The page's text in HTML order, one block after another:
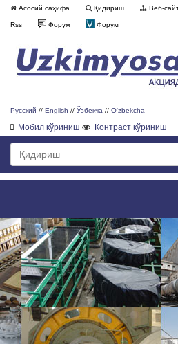
Асосий саҳифа Қидириш Веб-
Rss Форум Форум
Русский // English // Ўзбекча // O'zbekcha
Мобил кўриниш Контраст кўриниш